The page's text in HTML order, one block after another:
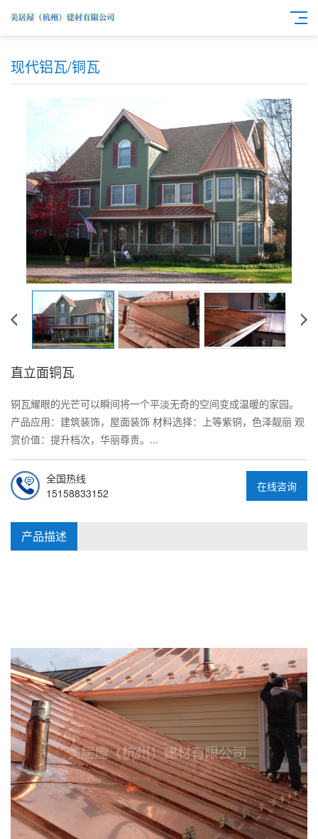
现代铝瓦/铜瓦
直立面铜瓦
铜瓦耀眼的光芒可以瞬间将一个平淡无奇的空间变成温暖的家园。
产品应用：建筑装饰，屋面装饰 材料选择：上等紫铜，色泽靓丽 观
赏价值：提升档次，华丽尊贵。...
在线咨询
全国热线
15158833152
产品描述